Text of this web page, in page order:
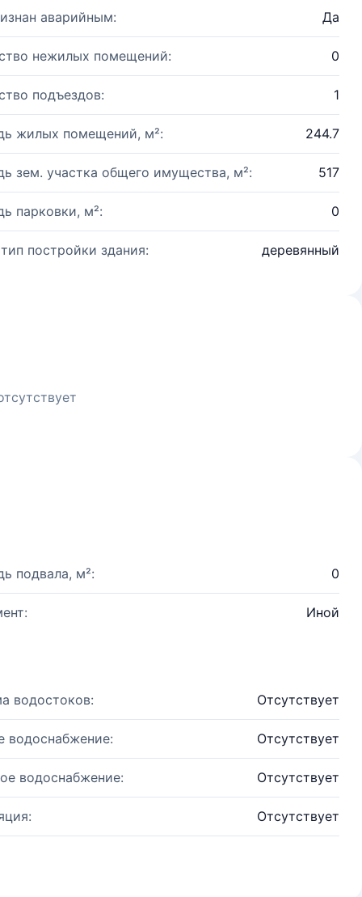
аварийным: Да
нежилых помещений: 0
подъездов: 1
жилых помещений, м²: 244.7
зем. участка общего имущества, м²: 517
парковки, м²: 0
постройки здания: деревянный
подвала, м²: 0
Иной
водостоков: Отсутствует
водоснабжение: Отсутствует
водоснабжение: Отсутствует
Отсутствует